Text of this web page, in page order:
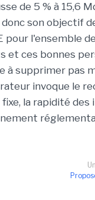
de 5 % à 15,6
son objectif
pour l'ensemble
et ces bonnes
à supprimer pas
invoque le
la rapidité des